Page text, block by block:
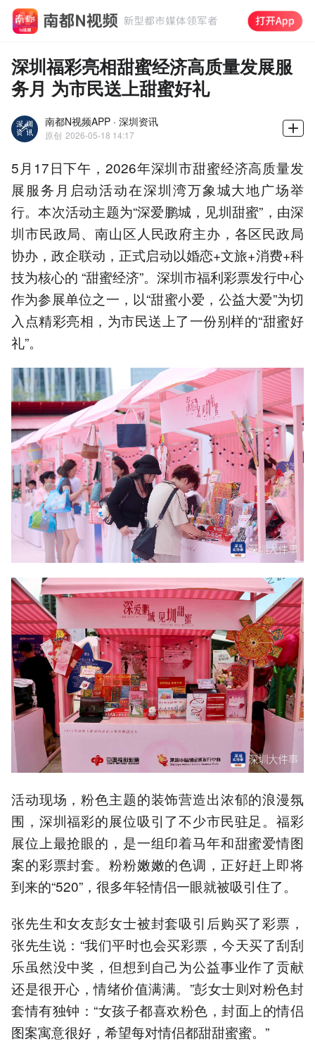
深圳福彩亮相甜蜜经济高质量发展服
务月 为市民送上甜蜜好礼
南都N视频APP · 深圳资讯
原创 2026-05-18 14:17
5月17日下午，2026年深圳市甜蜜经济高质量发
展服务月启动活动在深圳湾万象城大地广场举
行。本次活动主题为“深爱鹏城，见圳甜蜜”，由深
圳市民政局、南山区人民政府主办，各区民政局
协办，政企联动，正式启动以婚恋+文旅+消费+科
技为核心的 “甜蜜经济”。深圳市福利彩票发行中心
作为参展单位之一，以“甜蜜小爱，公益大爱”为切
入点精彩亮相，为市民送上了一份别样的“甜蜜好
礼”。
活动现场，粉色主题的装饰营造出浓郁的浪漫氛
围，深圳福彩的展位吸引了不少市民驻足。福彩
展位上最抢眼的，是一组印着马年和甜蜜爱情图
案的彩票封套。粉粉嫩嫩的色调，正好赶上即将
到来的“520”，很多年轻情侣一眼就被吸引住了。
张先生和女友彭女士被封套吸引后购买了彩票，
张先生说：“我们平时也会买彩票，今天买了刮刮
乐虽然没中奖，但想到自己为公益事业作了贡献
还是很开心，情绪价值满满。”彭女士则对粉色封
套情有独钟：“女孩子都喜欢粉色，封面上的情侣
图案寓意很好，希望每对情侣都甜甜蜜蜜。”